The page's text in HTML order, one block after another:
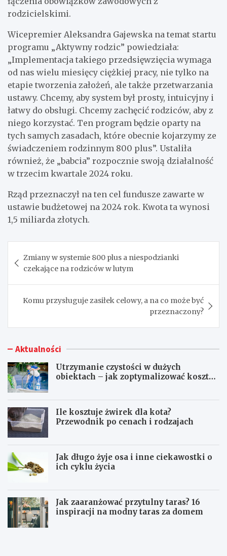
rodzicielskimi.
Wicepremier Aleksandra Gajewska na temat startu
programu „Aktywny rodzic” powiedziała:
„Implementacja takiego przedsięwzięcia wymaga
od nas wielu miesięcy ciężkiej pracy, nie tylko na
etapie tworzenia założeń, ale także przetwarzania
ustawy. Chcemy, aby system był prosty, intuicyjny i
łatwy do obsługi. Chcemy zachęcić rodziców, aby z
niego korzystać. Ten program będzie oparty na
tych samych zasadach, które obecnie kojarzymy ze
świadczeniem rodzinnym 800 plus”. Ustaliła
również, że „babcia” rozpocznie swoją działalność
w trzecim kwartale 2024 roku.
Rząd przeznaczył na ten cel fundusze zawarte w
ustawie budżetowej na 2024 rok. Kwota ta wynosi
1,5 miliarda złotych.
wpisu
Zmiany w systemie 800 plus a niespodzianki
czekające na rodziców w lutym
Komu przysługuje zasiłek celowy, a na co może być
przeznaczony?
Aktualności
Utrzymanie czystości w dużych
obiektach – jak zoptymalizować koszty
Ile kosztuje żwirek dla kota?
Przewodnik po cenach i rodzajach
Jak długo żyje osa i inne ciekawostki o
ich cyklu życia
Jak zaaranżować przytulny taras? 16
inspiracji na modny taras za domem
U
I